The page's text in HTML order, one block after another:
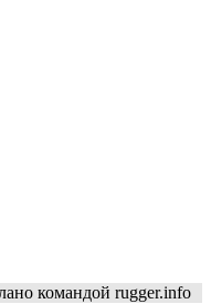
командой rugger.info